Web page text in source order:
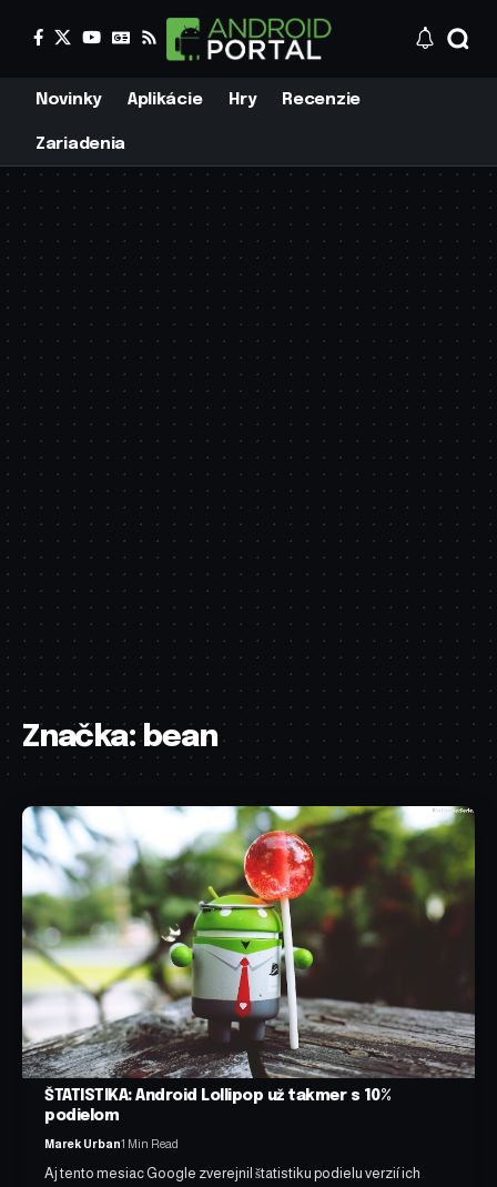
Novinky Aplikácie Hry Recenzie
Zariadenia
Značka:bean
ŠTATISTIKA: Android Lollipop už takmer s 10%
podielom
Marek Urban1 Min Read
Aj tento mesiac Google zverejnil štatistiku podielu verzií ich